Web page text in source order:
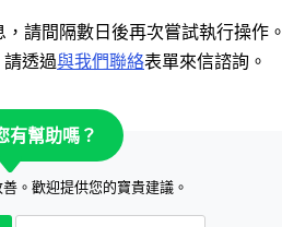
請間隔數日後再次嘗試執行操作。
透過與我們聯絡表單來信諮詢。
有幫助嗎？
。歡迎提供您的寶貴建議。